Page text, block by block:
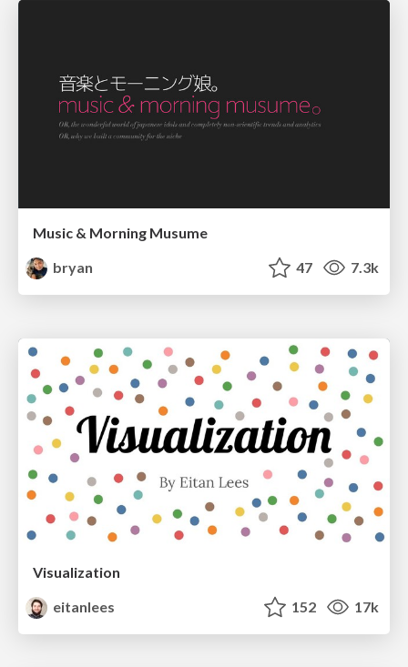
Music & Morning Musume
bryan
47 7.3k
Visualization
eitanlees
152 17k